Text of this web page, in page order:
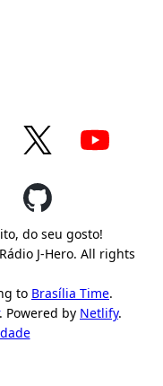
do seu gosto!
J-Hero. All rights
to Brasília Time.
. Powered by Netlify.